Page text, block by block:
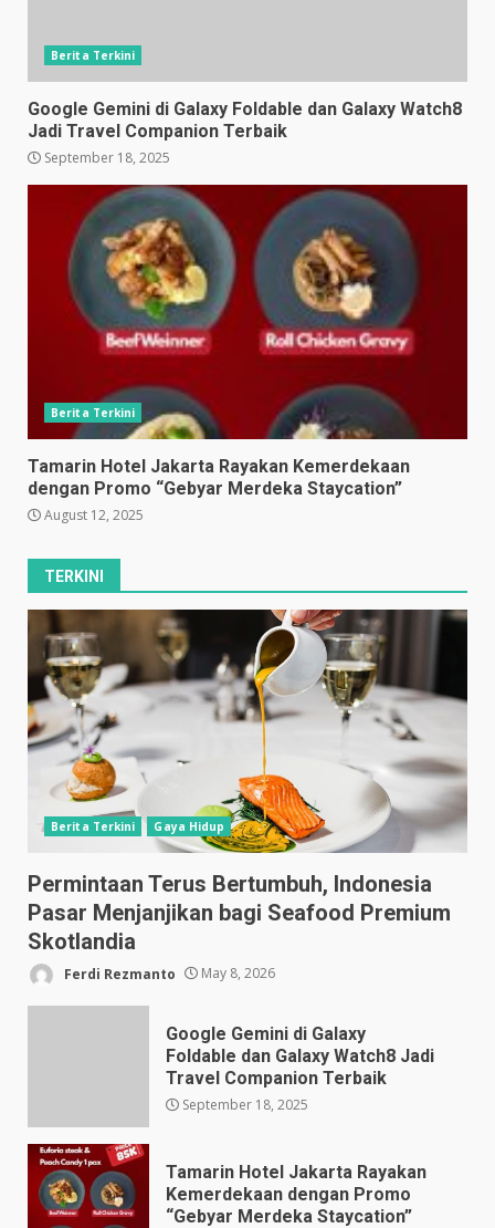
Berita Terkini
Google Gemini di Galaxy Foldable dan Galaxy Watch8
Jadi Travel Companion Terbaik
September 18, 2025
Berita Terkini
Tamarin Hotel Jakarta Rayakan Kemerdekaan
dengan Promo “Gebyar Merdeka Staycation”
August 12, 2025
TERKINI
Berita Terkini Gaya Hidup
Permintaan Terus Bertumbuh, Indonesia
Pasar Menjanjikan bagi Seafood Premium
Skotlandia
Ferdi Rezmanto May 8, 2026
Google Gemini di Galaxy
Foldable dan Galaxy Watch8 Jadi
Travel Companion Terbaik
September 18, 2025
Tamarin Hotel Jakarta Rayakan
Kemerdekaan dengan Promo
“Gebyar Merdeka Staycation”